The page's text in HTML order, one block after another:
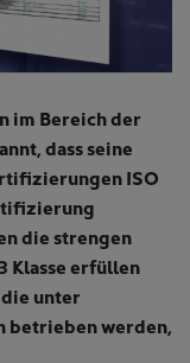
im Bereich der
dass seine
ISO
die strengen
Klasse erfüllen
unter
betrieben werden,